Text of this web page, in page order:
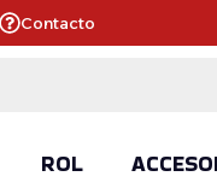
Contacto
ROL